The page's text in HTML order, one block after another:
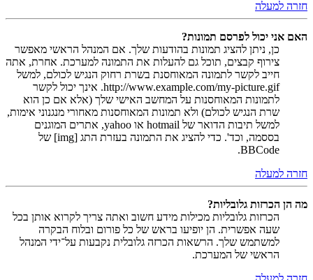
חזרה למעלה
האם אני יכול לפרסם תמונות?
כן, ניתן להציג תמונות בהודעות שלך. אם המנהל הראשי מאפשר
צירוף קבצים, תוכל גם להעלות את התמונה למערכת. אחרת, אתה
חייב לקשר לתמונה המאוחסנת בשרת רחוק הנגיש לכולם, למשל
http://www.example.com/my-picture.gif. אינך יכול לקשר
לתמונות המאוחסנות על המחשב האישי שלך (אלא אם כן הוא
שרת הנגיש לכולם) ולא תמונות המאוחסנות מאחורי מנגנוני אימות,
למשל תיבות הדואר של hotmail או yahoo, אתרים המוגנים
בססמה, וכד'. כדי להציג את התמונה בעזרת התג [img] של
BBCode.
חזרה למעלה
מה הן הכרזות גלובליות?
הכרזות גלובליות מכילות מידע חשוב ואתה צריך לקרוא אותן בכל
שעה אפשרית. הן יופיעו בראש של כל פורום ובלוח הבקרה
למשתמש שלך. הרשאות הכרזה גלובלית נקבעות על־ידי המנהל
הראשי של המערכת.